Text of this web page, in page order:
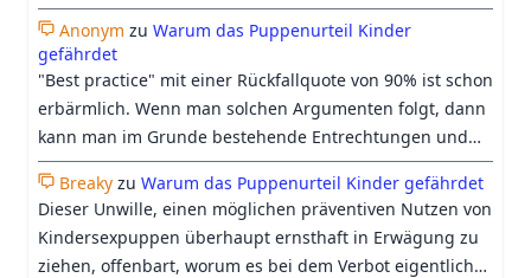
erkennst, dann leidest du eindeutig unter einer
Wahrnehmungsverzerrung, so dass ich sämtliche deiner
Argumente entkräften und ignorieren kann. Eine 90%
Rückfallquote ist besser als 100% und die "Abstinence-
Only" Therapie hat zusätlich den Vorteil das die
Gesellschaft ihre sadistischen Bedürfnisse ausleben darf
indem menschliche Grundbedürfnisse pauschal
verwehrt werden. Es geht nichts über KTW und die
ewige Enthaltung. Man stelle sich nur einmal vor was
ohne Beier los wäre in Deutschland. Gott segne unseren
Anonym zu Warum das Puppenurteil Kinder
gefährdet
"Best practice" mit einer Rückfallquote von 90% ist schon
erbärmlich. Wenn man solchen Argumenten folgt, dann
kann man im Grunde bestehende Entrechtungen und
Diskriminierungen auf Ewig erhalten, weil man es ja
schon immer so gemacht hat. Jämmerliches und feiges
Urteil. Die Wissenschaft ist stetig im Wandel und wenn
man etwas mit 90% Rückfallquote nicht einmal in Frage
Breaky zu Warum das Puppenurteil Kinder gefährdet
Dieser Unwille, einen möglichen präventiven Nutzen von
Kindersexpuppen überhaupt ernsthaft in Erwägung zu
ziehen, offenbart, worum es bei dem Verbot eigentlich